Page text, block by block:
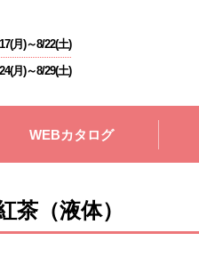
月)～8/22(土)
月)～8/29(土)
WEBカタログ
茶（液体）